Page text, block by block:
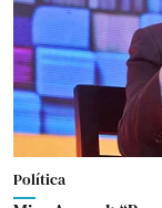
Política